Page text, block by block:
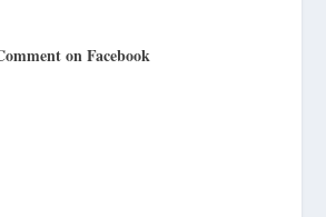
on Facebook